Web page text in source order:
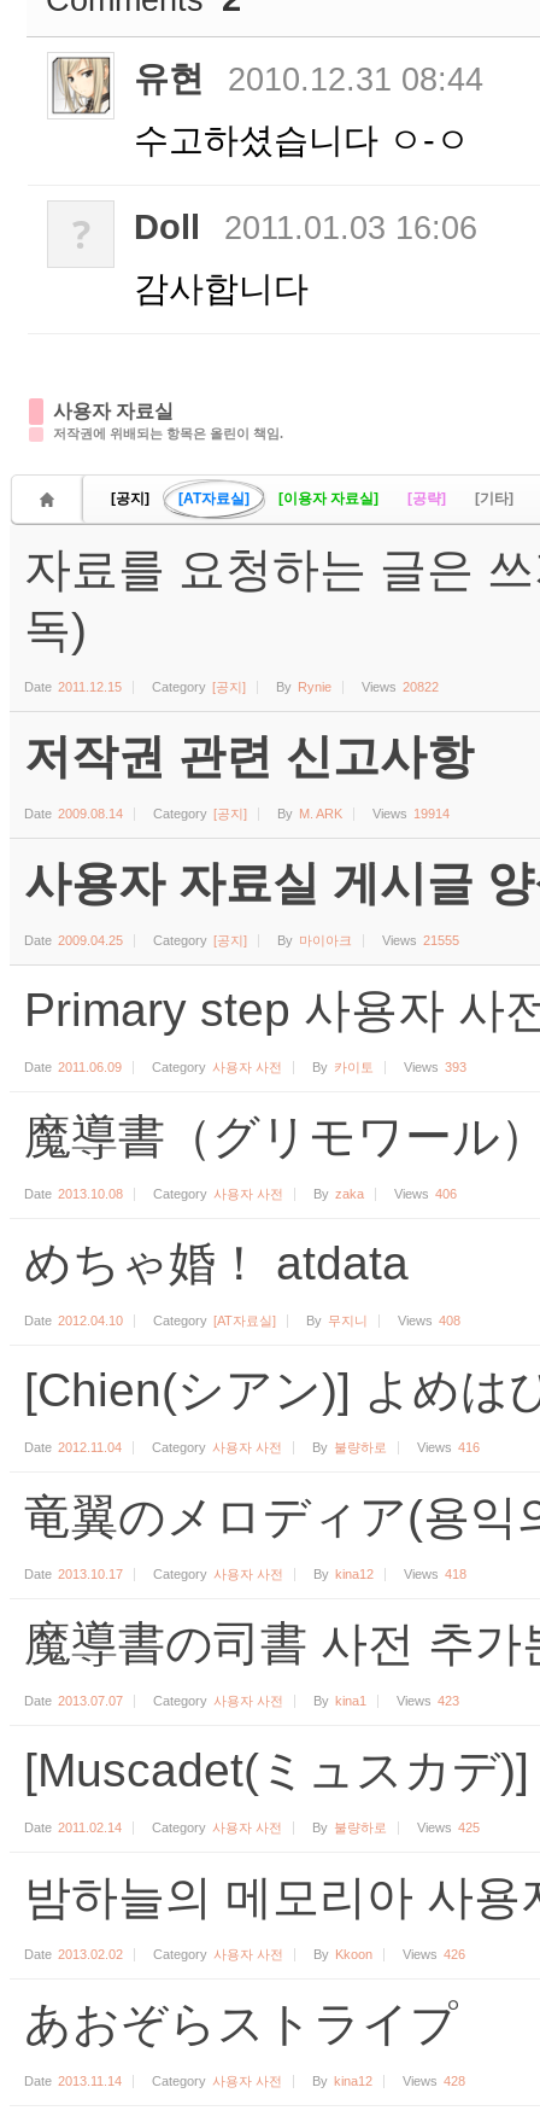
유현
2010.12.31 08:44
수고하셨습니다 ㅇ-ㅇ
? Doll 2011.01.03 16:06
감사합니다
사용자 자료실
저작권에 위배되는 항목은 올린이 책임.
[공지] [AT자료실] [이용자 자료실] [공략] [기타]
자료를 요청하는 글은
독)
Date 2011.12.15 Category [공지] By Rynie Views 20822
저작권 관련 신고사항
Date 2009.08.14 Category [공지] By M. ARK Views 19914
사용자 자료실 게시글
Date 2009.04.25 Category [공지] By 마이아크 Views 21555
Primary step 사용자 사
Date 2011.06.09 Category 사용자 사전 By 카이토 Views 393
魔導書（グリモワール
Date 2013.10.08 Category 사용자 사전 By zaka Views 406
めちゃ婚！ atdata
Date 2012.04.10 Category [AT자료실] By 무지니 Views 408
[Chien(シアン)] よめは
Date 2012.11.04 Category 사용자 사전 By 불량하로 Views 416
竜翼のメロディア(용익
Date 2013.10.17 Category 사용자 사전 By kina12 Views 418
魔導書の司書 사전 추가
Date 2013.07.07 Category 사용자 사전 By kina1 Views 423
[Muscadet(ミュスカデ
Date 2011.02.14 Category 사용자 사전 By 불량하로 Views 425
밤하늘의 메모리아 사용
Date 2013.02.02 Category 사용자 사전 By Kkoon Views 426
あおぞらストライプ
Date 2013.11.14 Category 사용자 사전 By kina12 Views 428